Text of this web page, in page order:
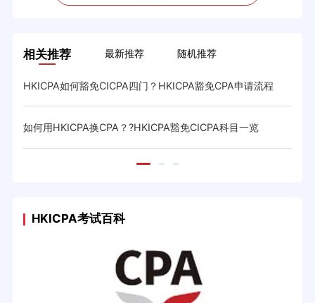
相关推荐 最新推荐 随机推荐
HKICPA如何豁免CICPA四门？HKICPA豁免CPA申请流程
如何用HKICPA换CPA？?HKICPA豁免CICPA科目一览
HKICPA考试百科